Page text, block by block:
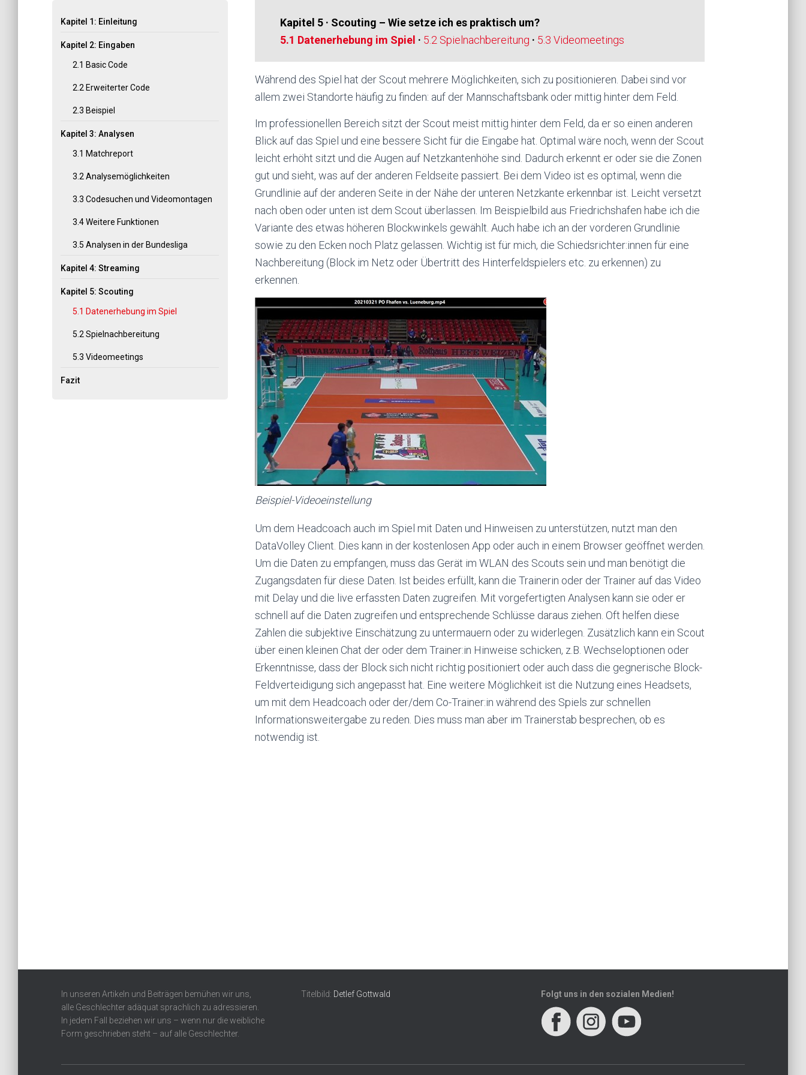
Kapitel 1: Einleitung
Kapitel 2: Eingaben
2.1 Basic Code
2.2 Erweiterter Code
2.3 Beispiel
Kapitel 3: Analysen
3.1 Matchreport
3.2 Analysemöglichkeiten
3.3 Codesuchen und Videomontagen
3.4 Weitere Funktionen
3.5 Analysen in der Bundesliga
Kapitel 4: Streaming
Kapitel 5: Scouting
5.1 Datenerhebung im Spiel
5.2 Spielnachbereitung
5.3 Videomeetings
Fazit
Kapitel 5 · Scouting – Wie setze ich es praktisch um?
5.1 Datenerhebung im Spiel · 5.2 Spielnachbereitung · 5.3 Videomeetings
Während des Spiel hat der Scout mehrere Möglichkeiten, sich zu positionieren. Dabei sind vor
allem zwei Standorte häufig zu finden: auf der Mannschaftsbank oder mittig hinter dem Feld.
Im professionellen Bereich sitzt der Scout meist mittig hinter dem Feld, da er so einen anderen
Blick auf das Spiel und eine bessere Sicht für die Eingabe hat. Optimal wäre noch, wenn der Scout
leicht erhöht sitzt und die Augen auf Netzkantenhöhe sind. Dadurch erkennt er oder sie die Zonen
gut und sieht, was auf der anderen Feldseite passiert. Bei dem Video ist es optimal, wenn die
Grundlinie auf der anderen Seite in der Nähe der unteren Netzkante erkennbar ist. Leicht versetzt
nach oben oder unten ist dem Scout überlassen. Im Beispielbild aus Friedrichshafen habe ich die
Variante des etwas höheren Blockwinkels gewählt. Auch habe ich an der vorderen Grundlinie
sowie zu den Ecken noch Platz gelassen. Wichtig ist für mich, die Schiedsrichter:innen für eine
Nachbereitung (Block im Netz oder Übertritt des Hinterfeldspielers etc. zu erkennen) zu
erkennen.
Beispiel-Videoeinstellung
Um dem Headcoach auch im Spiel mit Daten und Hinweisen zu unterstützen, nutzt man den
DataVolley Client. Dies kann in der kostenlosen App oder auch in einem Browser geöffnet werden.
Um die Daten zu empfangen, muss das Gerät im WLAN des Scouts sein und man benötigt die
Zugangsdaten für diese Daten. Ist beides erfüllt, kann die Trainerin oder der Trainer auf das Video
mit Delay und die live erfassten Daten zugreifen. Mit vorgefertigten Analysen kann sie oder er
schnell auf die Daten zugreifen und entsprechende Schlüsse daraus ziehen. Oft helfen diese
Zahlen die subjektive Einschätzung zu untermauern oder zu widerlegen. Zusätzlich kann ein Scout
über einen kleinen Chat der oder dem Trainer:in Hinweise schicken, z.B. Wechseloptionen oder
Erkenntnisse, dass der Block sich nicht richtig positioniert oder auch dass die gegnerische Block-
Feldverteidigung sich angepasst hat. Eine weitere Möglichkeit ist die Nutzung eines Headsets,
um mit dem Headcoach oder der/dem Co-Trainer:in während des Spiels zur schnellen
Informationsweitergabe zu reden. Dies muss man aber im Trainerstab besprechen, ob es
notwendig ist.
In unseren Artikeln und Beiträgen bemühen wir uns,
alle Geschlechter adäquat sprachlich zu adressieren.
In jedem Fall beziehen wir uns – wenn nur die weibliche
Form geschrieben steht – auf alle Geschlechter.
Titelbild: Detlef Gottwald Folgt uns in den sozialen Medien!